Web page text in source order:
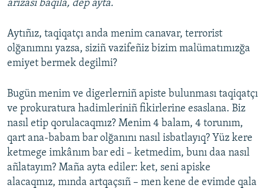
arizası baqıla, dep ayta.
Aytıñız, taqiqatçı anda menim canavar, terrorist
olğanımnı yazsa, siziñ vazifeñiz bizim malümatımızğa
emiyet bermek degilmi?
Bugün menim ve digerlerniñ apiste bulunması taqiqatçı
ve prokuratura hadimleriniñ fikirlerine esaslana. Biz
nasıl etip qorulacaqmız? Menim 4 balam, 4 torunım,
qart ana-babam bar olğanını nasıl isbatlayıq? Yüz kere
ketmege imkânım bar edi – ketmedim, bunı daa nasıl
añlatayım? Maña ayta ediler: ket, seni apiske
alacaqmız, mında artqaçsıñ – men kene de evimde qala